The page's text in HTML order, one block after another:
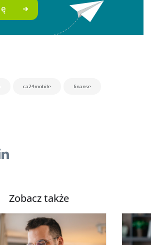
ca24mobile finanse
Zobacz także